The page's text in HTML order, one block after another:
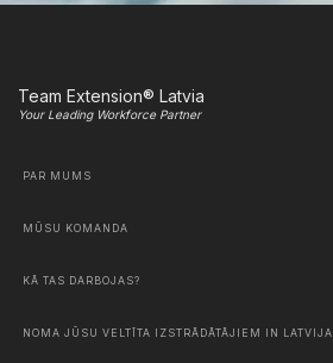
Team Extension® Latvia
Your Leading Workforce Partner
PAR MUMS
MŪSU KOMANDA
KĀ TAS DARBOJAS?
NOMA JŪSU VELTĪTA IZSTRĀDĀTĀJIEM IN LATVIJA